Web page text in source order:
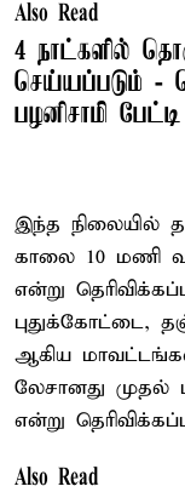
Also Read
4 நாட்களில்
செய்யப்படும் -
பழனிசாமி பேட்டி
இந்த நிலையில்
காலை 10 மணி
என்று
புதுக்கோட்டை,
ஆகிய
லேசானது முதல்
என்று
Also Read